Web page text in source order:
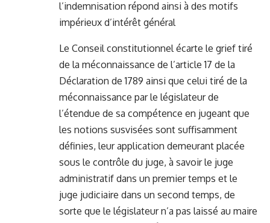
l’indemnisation répond ainsi à des motifs
impérieux d’intérêt général
Le Conseil constitutionnel écarte le grief tiré
de la méconnaissance de l’article 17 de la
Déclaration de 1789 ainsi que celui tiré de la
méconnaissance par le législateur de
l’étendue de sa compétence en jugeant que
les notions susvisées sont suffisamment
définies, leur application demeurant placée
sous le contrôle du juge, à savoir le juge
administratif dans un premier temps et le
juge judiciaire dans un second temps, de
sorte que le législateur n’a pas laissé au maire